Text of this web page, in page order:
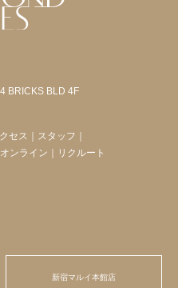
BRICKS BLD 4F
セス スタッフ
オンライン リクルート
新宿マルイ本館店